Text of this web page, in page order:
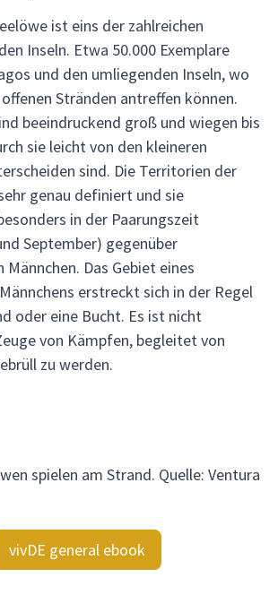
ist eins der zahlreichen
Inseln. Etwa 50.000 Exemplare
und den umliegenden Inseln, wo
Stränden antreffen können.
beeindruckend groß und wiegen bis
sie leicht von den kleineren
sind. Die Territorien der
genau definiert und sie
in der Paarungszeit
September) gegenüber
Das Gebiet eines
erstreckt sich in der Regel
oder eine Bucht. Es ist nicht
von Kämpfen, begleitet von
zu werden.
spielen am Strand. Quelle: Ventura
vivDE general ebook